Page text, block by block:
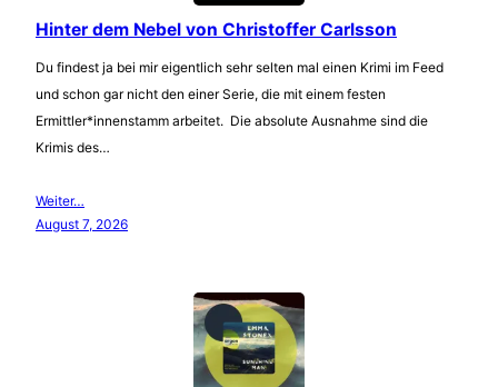
Hinter dem Nebel von Christoffer Carlsson
Du findest ja bei mir eigentlich sehr selten mal einen Krimi im Feed
und schon gar nicht den einer Serie, die mit einem festen
Ermittler*innenstamm arbeitet. Die absolute Ausnahme sind die
Krimis des…
Weiter…
August 7, 2026